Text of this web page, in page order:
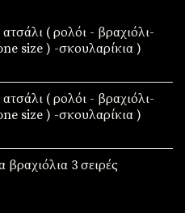
( ρολόι - βραχιόλι-
size ) -σκουλαρίκια )
( ρολόι - βραχιόλι-
size ) -σκουλαρίκια )
βραχιόλια 3 σειρές